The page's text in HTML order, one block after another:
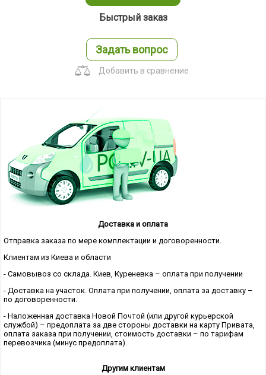
Быстрый заказ
Задать вопрос
Добавить в сравнение
Доставка и оплата
Отправка заказа по мере комплектации и договоренности.
Клиентам из Киева и области
- Самовывоз со склада. Киев, Куреневка – оплата при получении
- Доставка на участок. Оплата при получении, оплата за доставку –
по договоренности.
- Наложенная доставка Новой Почтой (или другой курьерской
службой) – предоплата за две стороны доставки на карту Привата,
оплата заказа при получении, стоимость доставки – по тарифам
перевозчика (минус предоплата).
Другим клиентам